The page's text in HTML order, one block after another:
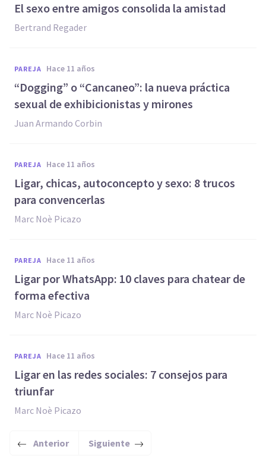
El sexo entre amigos consolida la amistad
Bertrand Regader
PAREJA hace 11 años
“Dogging” o “Cancaneo”: la nueva práctica
sexual de exhibicionistas y mirones
Juan Armando Corbin
PAREJA hace 11 años
Ligar, chicas, autoconcepto y sexo: 8 trucos
para convencerlas
Marc Noè Picazo
PAREJA hace 11 años
Ligar por WhatsApp: 10 claves para chatear de
forma efectiva
Marc Noè Picazo
PAREJA hace 11 años
Ligar en las redes sociales: 7 consejos para
triunfar
Marc Noè Picazo
Anterior Siguiente